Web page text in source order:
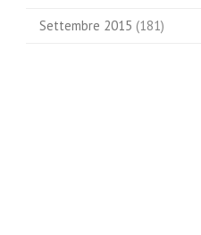
Settembre 2015 (181)